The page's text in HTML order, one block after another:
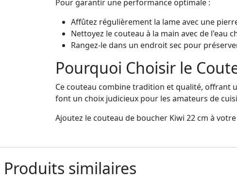
Pour garantir une performance optimale :
Affûtez régulièrement la lame avec une
Nettoyez le couteau à la main avec de l'eau
Rangez-le dans un endroit sec pour
Pourquoi Choisir le
Ce couteau combine tradition et qualité, offrant
font un choix judicieux pour les amateurs de
Ajoutez le couteau de boucher Kiwi 22 cm à
Produits similaires